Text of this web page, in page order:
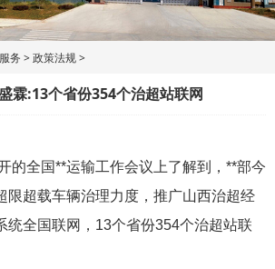
务 >政策法规>
霖:13个省份354个治超站联网
的全国**运输工作会议上了解到，**部今
限超载车辆治理力度，推广山西治超经
统全国联网，13个省份354个治超站联